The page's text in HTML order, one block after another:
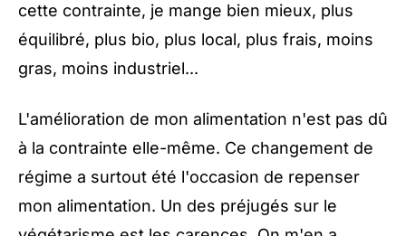
cette contrainte, je mange bien mieux, plus
équilibré, plus bio, plus local, plus frais, moins
gras, moins industriel...
L'amélioration de mon alimentation n'est pas dû
à la contrainte elle-même. Ce changement de
régime a surtout été l'occasion de repenser
mon alimentation. Un des préjugés sur le